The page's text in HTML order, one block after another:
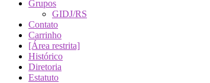
Grupos
GIDJ/RS
Contato
Carrinho
[Área restrita]
Histórico
Diretoria
Estatuto